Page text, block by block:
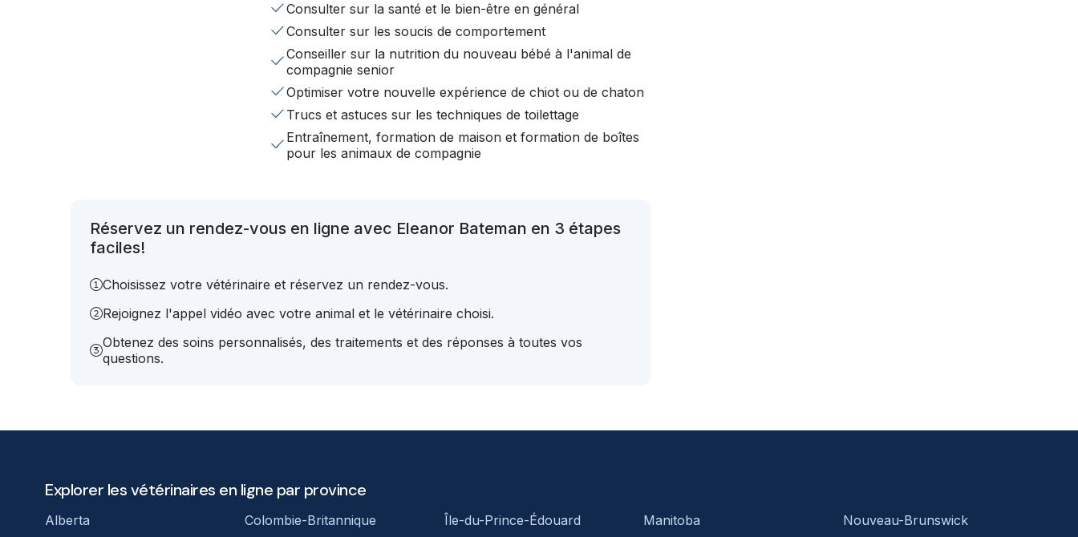
Consulter sur la santé et le bien-être en général
Consulter sur les soucis de comportement
Conseiller sur la nutrition du nouveau bébé à l'animal de
compagnie senior
Optimiser votre nouvelle expérience de chiot ou de chaton
Trucs et astuces sur les techniques de toilettage
Entraînement, formation de maison et formation de boîtes
pour les animaux de compagnie
Réservez un rendez-vous en ligne avec Eleanor Bateman en 3 étapes
faciles!
Choisissez votre vétérinaire et réservez un rendez-vous.
Rejoignez l'appel vidéo avec votre animal et le vétérinaire choisi.
Obtenez des soins personnalisés, des traitements et des réponses à toutes vos
questions.
Explorer les vétérinaires en ligne par province
Alberta Colombie-Britannique Île-du-Prince-Édouard Manitoba
Nouveau-Brunswick